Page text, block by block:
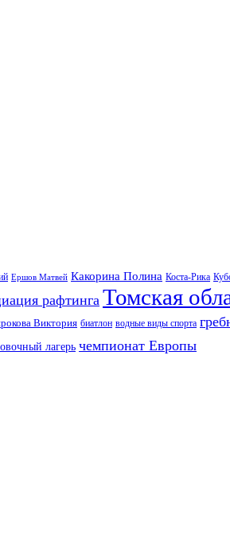
Ершов Матвей Какорина Полина Коста-Рика
рафтинга Томская
Виктория биатлон водные виды спорта
лагерь чемпионат Европы